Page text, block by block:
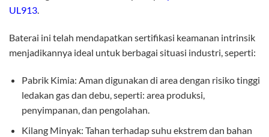
UL913.
Baterai ini telah mendapatkan sertifikasi keamanan intrinsik
menjadikannya ideal untuk berbagai situasi industri, seperti:
Pabrik Kimia: Aman digunakan di area dengan risiko tinggi
ledakan gas dan debu, seperti: area produksi,
penyimpanan, dan pengolahan.
Kilang Minyak: Tahan terhadap suhu ekstrem dan bahan